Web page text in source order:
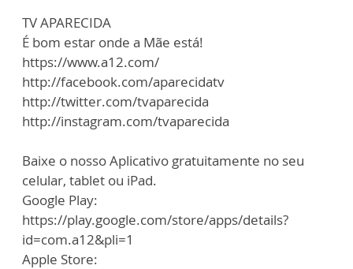
TV APARECIDA
É bom estar onde a Mãe está!
https://www.a12.com/
http://facebook.com/aparecidatv
http://twitter.com/tvaparecida
http://instagram.com/tvaparecida
Baixe o nosso Aplicativo gratuitamente no seu
celular, tablet ou iPad.
Google Play:
https://play.google.com/store/apps/details?
id=com.a12&pli=1
Apple Store: